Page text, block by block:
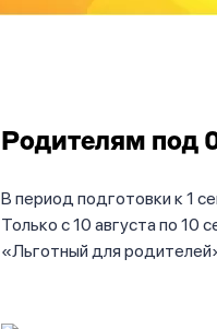
Родителям под
В период подготовки к 1
Только с 10 августа по 10
«Льготный для